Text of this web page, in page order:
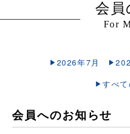
会員
For
2026年7月
すべ
会員へのお知らせ